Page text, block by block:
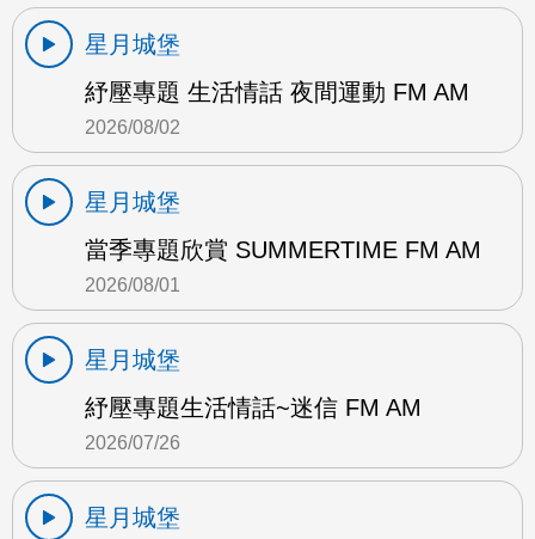
星月城堡
紓壓專題 生活情話 夜間運動 FM AM
2026/08/02
星月城堡
當季專題欣賞 SUMMERTIME FM AM
2026/08/01
星月城堡
紓壓專題生活情話~迷信 FM AM
2026/07/26
星月城堡